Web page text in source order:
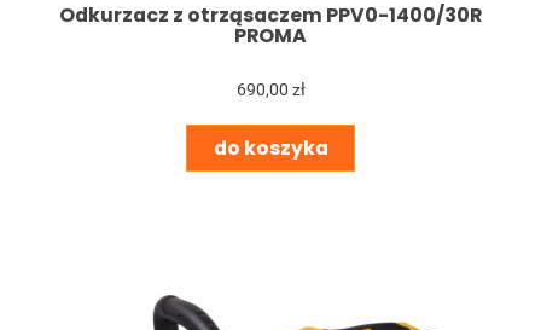
Odkurzacz z otrząsaczem PPV0-1400/30R
PROMA
690,00 zł
do koszyka